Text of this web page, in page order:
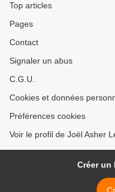
Top articles
Pages
Contact
Signaler un abus
C.G.U.
Cookies et données
Préférences cookies
Voir le profil de Joël Asher
Créer un